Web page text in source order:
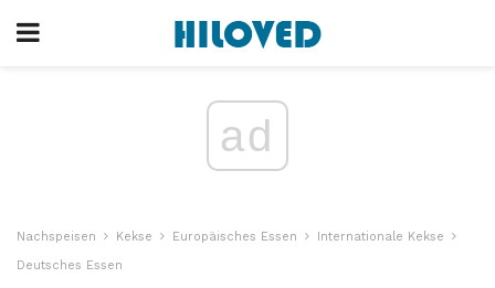
ad
Nachspeisen Kekse Europäisches Essen
Internationale Kekse
Deutsches Essen